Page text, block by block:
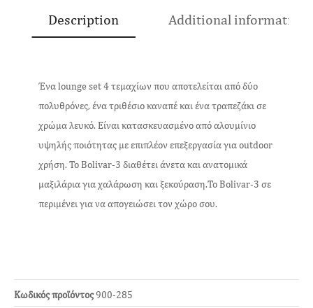
Description Additional information
Ένα lounge set 4 τεμαχίων που αποτελείται από δύο
πολυθρόνες, ένα τριθέσιο καναπέ και ένα τραπεζάκι σε
χρώμα λευκό. Είναι κατασκευασμένο από αλουμίνιο
υψηλής ποιότητας με επιπλέον επεξεργασία για outdoor
χρήση. Το Bolivar-3 διαθέτει άνετα και ανατομικά
μαξιλάρια για χαλάρωση και ξεκούραση.Το Bolivar-3 σε
περιμένει για να απογειώσει τον χώρο σου.
Κωδικός προϊόντος900-285